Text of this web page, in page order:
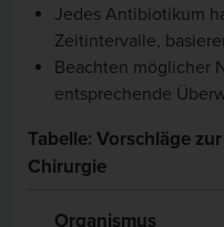
Jedes Antibiotikum
Zeitintervalle,
Beachten möglicher
entsprechende
Tabelle: Vorschläge
Chirurgie
Organismus